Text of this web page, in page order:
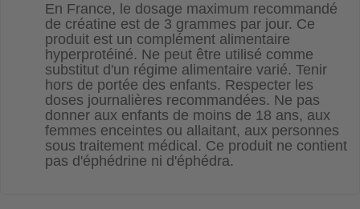
En France, le dosage maximum recommandé
de créatine est de 3 grammes par jour. Ce
produit est un complément alimentaire
hyperprotéiné. Ne peut être utilisé comme
substitut d'un régime alimentaire varié. Tenir
hors de portée des enfants. Respecter les
doses journalières recommandées. Ne pas
donner aux enfants de moins de 18 ans, aux
femmes enceintes ou allaitant, aux personnes
sous traitement médical. Ce produit ne contient
pas d'éphédrine ni d'éphédra.